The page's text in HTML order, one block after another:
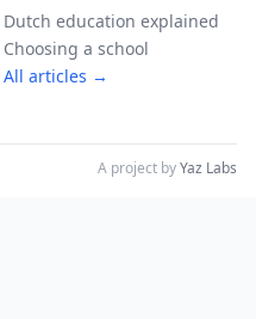
Dutch education explained
Choosing a school
All articles →
A project byYaz Labs